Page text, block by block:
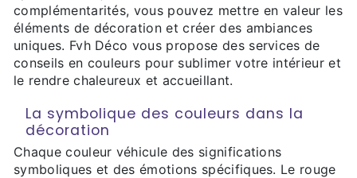
complémentarités, vous pouvez mettre en valeur les
éléments de décoration et créer des ambiances
uniques. Fvh Déco vous propose des services de
conseils en couleurs pour sublimer votre intérieur et
le rendre chaleureux et accueillant.
La symbolique des couleurs dans la
décoration
Chaque couleur véhicule des significations
symboliques et des émotions spécifiques. Le rouge